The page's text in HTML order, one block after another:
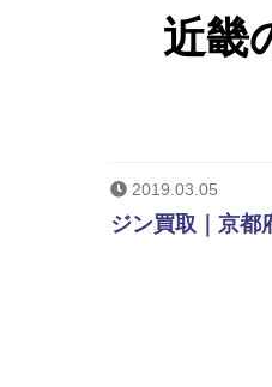
近畿
2019.03.05
ジン買取｜京都